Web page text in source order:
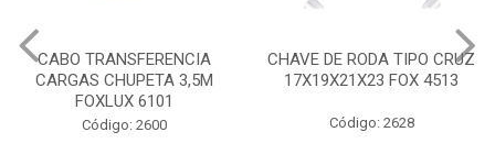
CHAVE DE RODA TIPO CRUZ
17X19X21X23 FOX 4513
Código: 2628
CERA PROFISSIONAL 200G
MAXI RUBBER
Código: 9820 B